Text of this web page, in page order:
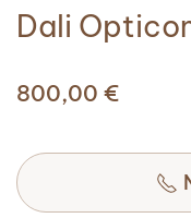
Dali
800,00 €